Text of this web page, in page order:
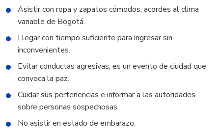
Asistir con ropa y zapatos cómodos, acordes al clima
variable de Bogotá.
Llegar con tiempo suficiente para ingresar sin
inconvenientes.
Evitar conductas agresivas, es un evento de ciudad que
convoca la paz.
Cuidar sus pertenencias e informar a las autoridades
sobre personas sospechosas.
No asistir en estado de embarazo.